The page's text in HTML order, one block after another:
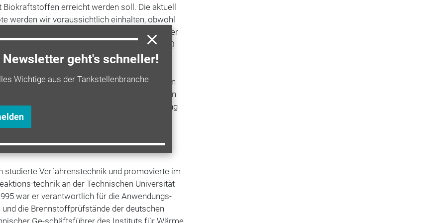
Newsletter geht's schneller!
Wichtige aus der Tankstellenbranche
Biokraftstoffen erreicht werden soll. Die aktuell
werden wir voraussichtlich einhalten, obwohl
EU-Richtlinie mit drei Prozent verlangt. Die vier
ambitionierter, zumal der Anteil von
E10
Die sechs Prozent ab 2020 sind mit den
gar nicht erreichbar. Wir sehen der Nutzung
Erfordernisses nachNachhaltigkeitGrenzen
Konkurrenz von Tank und Teller vermieden
Alternativen wie
in Erwägung
Beyer.)
studierte Verfahrenstechnik und promovierte im
technik an der Technischen Universität
war er verantwortlich für die Anwendungs-
die Brennstoffprüfstände der deutschen
Ge-schäftsführer des Instituts für Wärme